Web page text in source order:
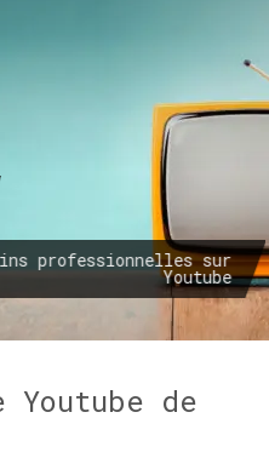
fins professionnelles sur
Youtube
de